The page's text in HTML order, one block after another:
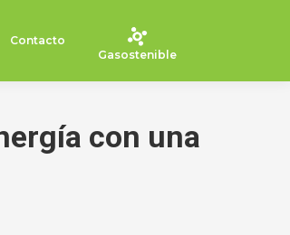
Contacto
Gasostenible
con una